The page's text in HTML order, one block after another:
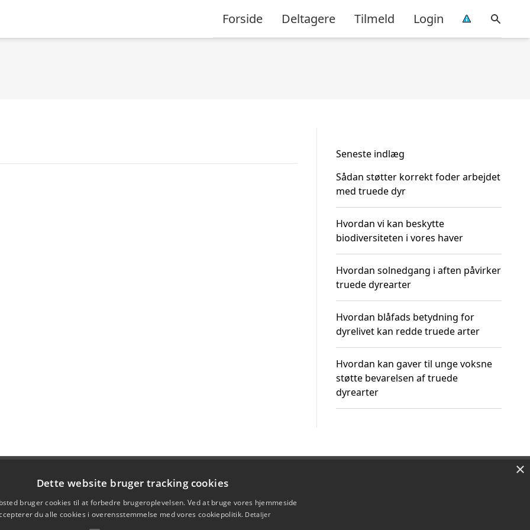
Forside Deltagere Tilmeld Login
Seneste indlæg
Sådan støtter korrekt foder arbejdet
med truede dyr
Hvordan vi kan beskytte
biodiversiteten i vores haver
Hvordan solnedgang i aften påvirker
truede dyrearter
Hvordan blåfads betydning for
dyrelivet kan redde truede arter
Hvordan kan gaver til unge voksne
støtte bevarelsen af truede
dyrearter
×
Dette website bruger tracking cookies
bruger cookies til at forbedre brugeroplevelsen. Ved at bruge vores hjemmeside
du alle cookies i overensstemmelse med vores cookiepolitik. Detaljer